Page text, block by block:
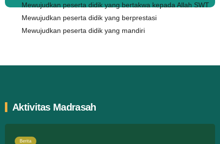
Mewujudkan peserta didik yang bertakwa kepada Allah SWT
Mewujudkan peserta didik yang berprestasi
Mewujudkan peserta didik yang mandiri
Aktivitas Madrasah
Berita